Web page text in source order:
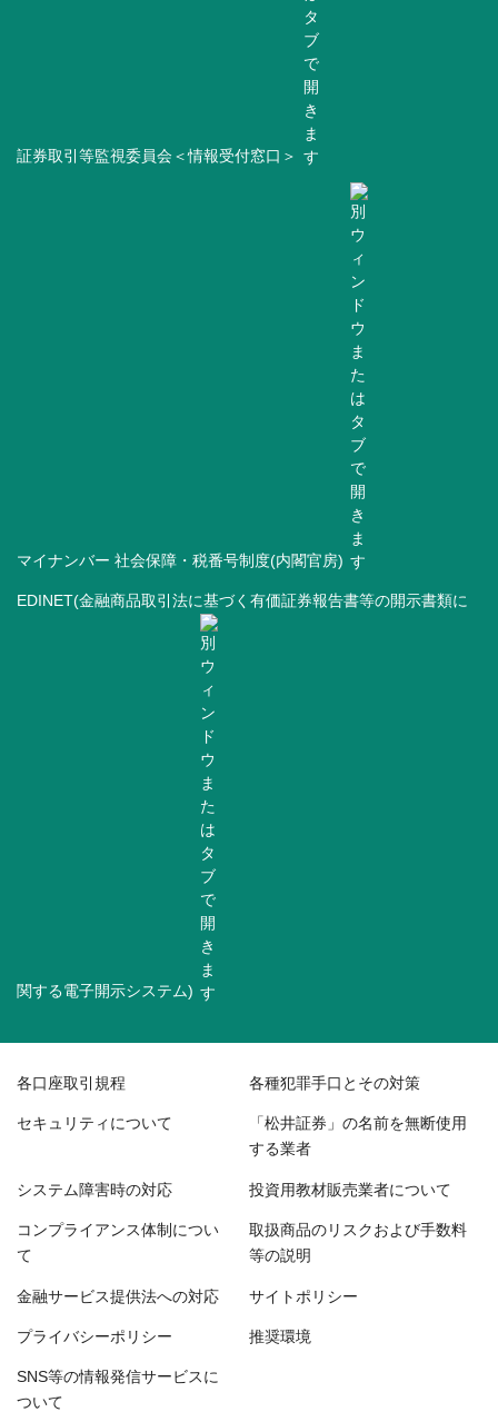
証券取引等監視委員会＜情報受付窓口＞
マイナンバー 社会保障・税番号制度(内閣官房)
EDINET(金融商品取引法に基づく有価証券報告書等の開示書類に
関する電子開示システム)
各口座取引規程 各種犯罪手口とその対策
セキュリティについて 「松井証券」の名前を無断使用
する業者
システム障害時の対応 投資用教材販売業者について
コンプライアンス体制につい
て
取扱商品のリスクおよび手数料
等の説明
金融サービス提供法への対応 サイトポリシー
プライバシーポリシー 推奨環境
SNS等の情報発信サービスに
ついて